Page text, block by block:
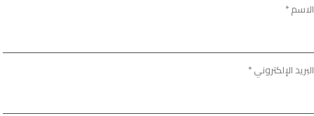
الاسم*
البريد الإلكتروني*